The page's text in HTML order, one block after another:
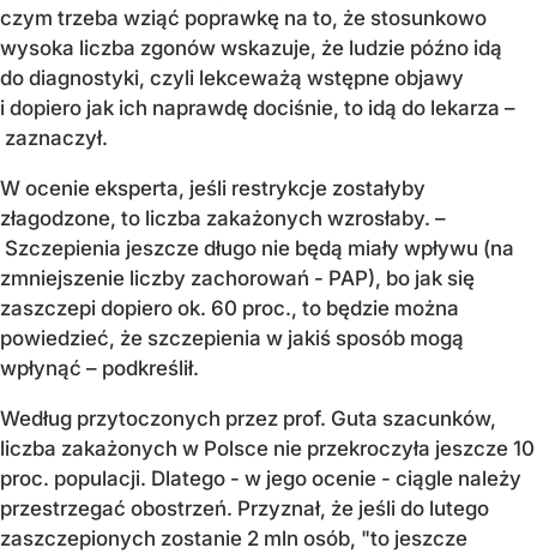
czym trzeba wziąć poprawkę na to, że stosunkowo
wysoka liczba zgonów wskazuje, że ludzie późno idą
do diagnostyki, czyli lekceważą wstępne objawy
i dopiero jak ich naprawdę dociśnie, to idą do lekarza –
zaznaczył.
W ocenie eksperta, jeśli restrykcje zostałyby
złagodzone, to liczba zakażonych wzrosłaby. –
Szczepienia jeszcze długo nie będą miały wpływu (na
zmniejszenie liczby zachorowań - PAP), bo jak się
zaszczepi dopiero ok. 60 proc., to będzie można
powiedzieć, że szczepienia w jakiś sposób mogą
wpłynąć – podkreślił.
Według przytoczonych przez prof. Guta szacunków,
liczba zakażonych w Polsce nie przekroczyła jeszcze 10
proc. populacji. Dlatego - w jego ocenie - ciągle należy
przestrzegać obostrzeń. Przyznał, że jeśli do lutego
zaszczepionych zostanie 2 mln osób, "to jeszcze